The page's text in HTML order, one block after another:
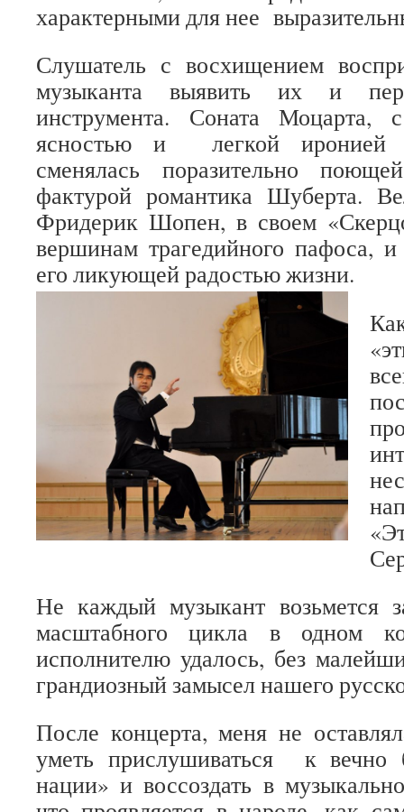
характерными для нее
Слушатель с восхищением
музыканта выявить их и
инструмента. Соната Моцарта,
ясностью и легкой иронией
сменялась поразительно
фактурой романтика Шуберта.
Фридерик Шопен, в своем
вершинам трагедийного пафоса,
его ликующей радостью жизни.
Не каждый музыкант возьмется
масштабного цикла в одном
исполнителю удалось, без
грандиозный замысел нашего
После концерта, меня не
уметь прислушиваться к вечно
нации» и воссоздать в